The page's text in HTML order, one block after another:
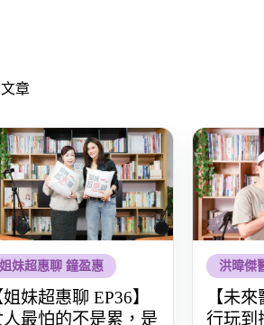
章
姐妹超惠聊 鐘盈惠
姐妹超惠聊 EP36】
人最怕的不是累，是
洪暐傑
【未
行玩到